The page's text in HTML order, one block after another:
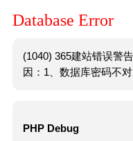
Database Error
(1040) 365建站错误警
因：1、数据库密码不
PHP Debug